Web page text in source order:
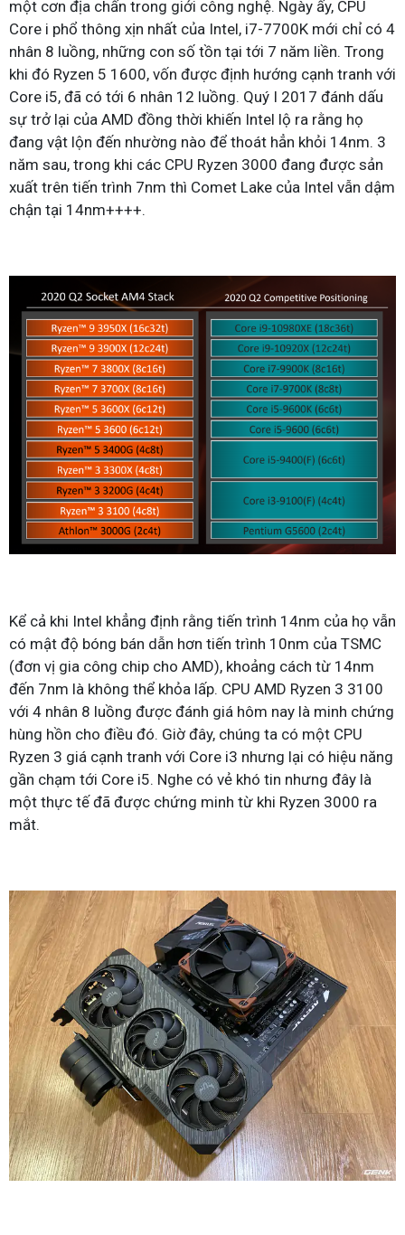
một cơn địa chấn trong giới công nghệ. Ngày ấy, CPU
Core i phổ thông xịn nhất của Intel, i7-7700K mới chỉ có 4
nhân 8 luồng, những con số tồn tại tới 7 năm liền. Trong
khi đó Ryzen 5 1600, vốn được định hướng cạnh tranh với
Core i5, đã có tới 6 nhân 12 luồng. Quý I 2017 đánh dấu
sự trở lại của AMD đồng thời khiến Intel lộ ra rằng họ
đang vật lộn đến nhường nào để thoát hẳn khỏi 14nm. 3
năm sau, trong khi các CPU Ryzen 3000 đang được sản
xuất trên tiến trình 7nm thì Comet Lake của Intel vẫn dậm
chận tại 14nm++++.
Kể cả khi Intel khẳng định rằng tiến trình 14nm của họ vẫn
có mật độ bóng bán dẫn hơn tiến trình 10nm của TSMC
(đơn vị gia công chip cho AMD), khoảng cách từ 14nm
đến 7nm là không thể khỏa lấp. CPU AMD Ryzen 3 3100
với 4 nhân 8 luồng được đánh giá hôm nay là minh chứng
hùng hồn cho điều đó. Giờ đây, chúng ta có một CPU
Ryzen 3 giá cạnh tranh với Core i3 nhưng lại có hiệu năng
gần chạm tới Core i5. Nghe có vẻ khó tin nhưng đây là
một thực tế đã được chứng minh từ khi Ryzen 3000 ra
mắt.